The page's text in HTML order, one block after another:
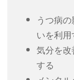
うつ病
いを利用
気分を
する